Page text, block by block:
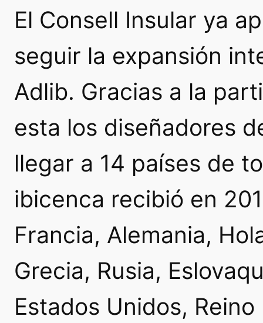
El Consell Insular ya
seguir la expansión
Adlib. Gracias a la
esta los diseñadores
llegar a 14 países de
ibicenca recibió en
Francia, Alemania,
Grecia, Rusia,
Estados Unidos,